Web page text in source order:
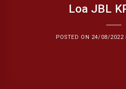
Loa JBL
POSTED ON 24/08/2022